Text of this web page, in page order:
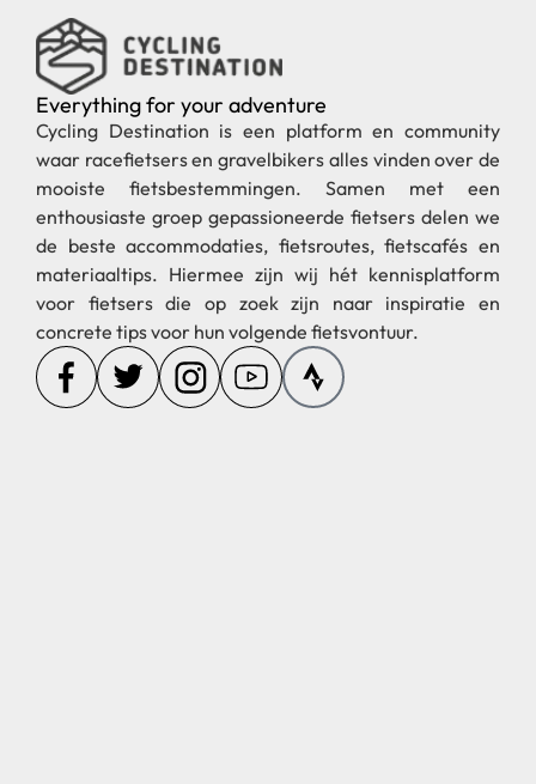
Everything for your adventure
Cycling Destination is een platform en community
waar racefietsers en gravelbikers alles vinden over de
mooiste fietsbestemmingen. Samen met een
enthousiaste groep gepassioneerde fietsers delen we
de beste accommodaties, fietsroutes, fietscafés en
materiaaltips. Hiermee zijn wij hét kennisplatform
voor fietsers die op zoek zijn naar inspiratie en
concrete tips voor hun volgende fietsvontuur.